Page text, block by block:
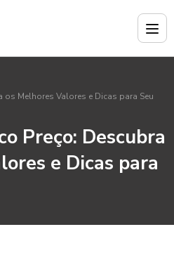
os Melhores Valores e Dicas para Seu
Preço: Descubra
e Dicas para